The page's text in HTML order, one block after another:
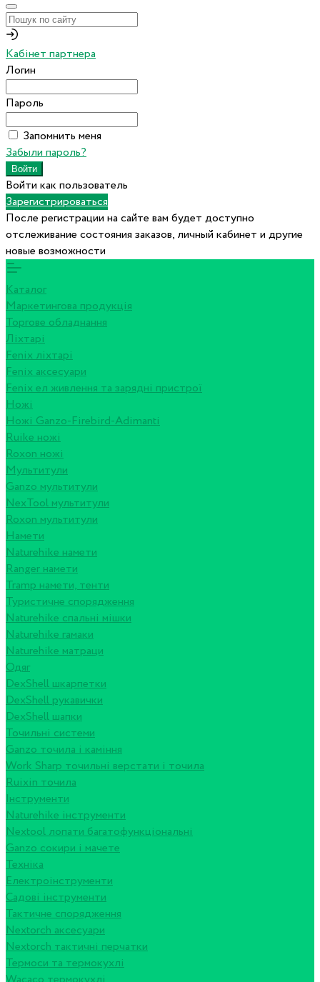
Кабінет партнера
Логин
Пароль
Запомнить меня
Забыли пароль?
Войти как пользователь
Зарегистрироваться
После регистрации на сайте вам будет доступно
отслеживание состояния заказов, личный кабинет и другие
новые возможности
Каталог
Маркетингова продукція
Торгове обладнання
Ліхтарі
Fenix ліхтарі
Fenix аксесуари
Fenix ел живлення та зарядні пристрої
Ножі
Ножі Ganzo-Firebird-Adimanti
Ruike ножі
Roxon ножi
Мультитули
Ganzo мультитули
NexTool мультитули
Roxon мультитули
Намети
Naturehike намети
Ranger намети
Tramp намети, тенти
Туристичне спорядження
Naturehike спальні мішки
Naturehike гамаки
Naturehike матраци
Одяг
DexShell шкарпетки
DexShell рукавички
DexShell шапки
Точильні системи
Ganzo точила і каміння
Work Sharp точильні верстати і точила
Ruixin точила
Інструменти
Naturehike інструменти
Nextool лопати багатофункціональні
Ganzo сокири і мачете
Техніка
Електроінструменти
Садові інструменти
Тактичне спорядження
Nextorch аксесуари
Nextorch тактичні перчатки
Термоси та термокухлі